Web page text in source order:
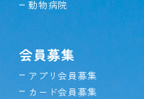
動物病院
会員募集
アプリ会員募集
カード会員募集